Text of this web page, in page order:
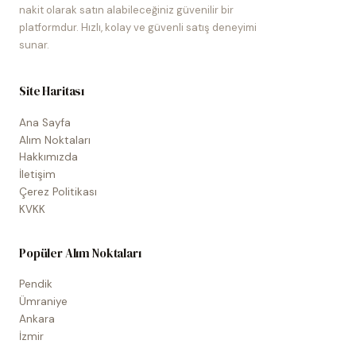
nakit olarak satın alabileceğiniz güvenilir bir
platformdur. Hızlı, kolay ve güvenli satış deneyimi
sunar.
Site Haritası
Ana Sayfa
Alım Noktaları
Hakkımızda
İletişim
Çerez Politikası
KVKK
Popüler Alım Noktaları
Pendik
Ümraniye
Ankara
İzmir